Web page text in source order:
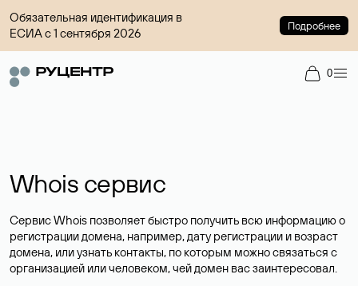
Обязательная идентификация в
ЕСИА с 1 сентября 2026
Подробнее
0
Whois сервис
Сервис Whois позволяет быстро получить всю информацию о
регистрации домена, например, дату регистрации и возраст
домена, или узнать контакты, по которым можно связаться с
организацией или человеком, чей домен вас заинтересовал.